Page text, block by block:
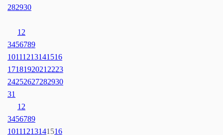
282930
1 2
3456789
10111213141516
1718192021 2223
24252627282930
31
1 2
3456789
10111213141516